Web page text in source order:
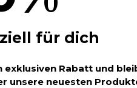
für dich
exklusiven Rabatt und
unsere neuesten